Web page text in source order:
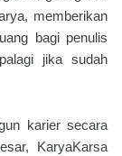
memberikan
bagi penulis
jika sudah
karier secara
KaryaKarsa